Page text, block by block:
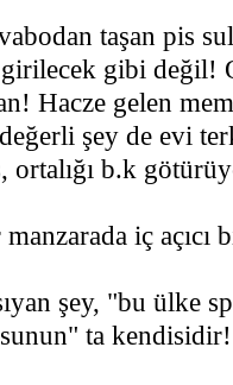
taşan pis
gibi değil!
Hacze gelen
şey de evi
ortalığı b.k
iç açıcı
şey, "bu ülke
ta kendisidir!